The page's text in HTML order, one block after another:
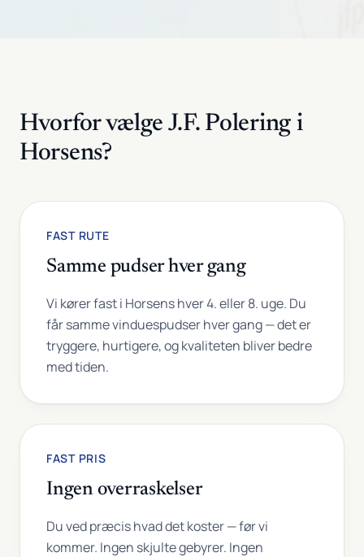
Hvorfor vælge J.F. Polering i
Horsens?
FAST RUTE
Samme pudser hver gang
Vi kører fast i Horsens hver 4. eller 8. uge. Du
får samme vinduespudser hver gang — det er
tryggere, hurtigere, og kvaliteten bliver bedre
med tiden.
FAST PRIS
Ingen overraskelser
Du ved præcis hvad det koster — før vi
kommer. Ingen skjulte gebyrer. Ingen